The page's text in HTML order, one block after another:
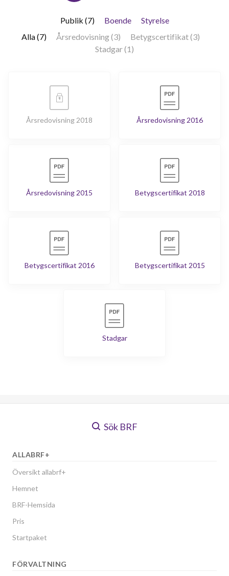
Publik (7) Boende
Styrelse
Alla (7)
Årsredovisning (3)
Betygscertifikat (3)
Stadgar (1)
Årsredovisning 2018 Årsredovisning 2016
Årsredovisning 2015 Betygscertifikat 2018
Betygscertifikat 2016 Betygscertifikat 2015
Stadgar
Sök BRF
ALLABRF+
Översikt allabrf+
Hemnet
BRF-Hemsida
Pris
Startpaket
FÖRVALTNING